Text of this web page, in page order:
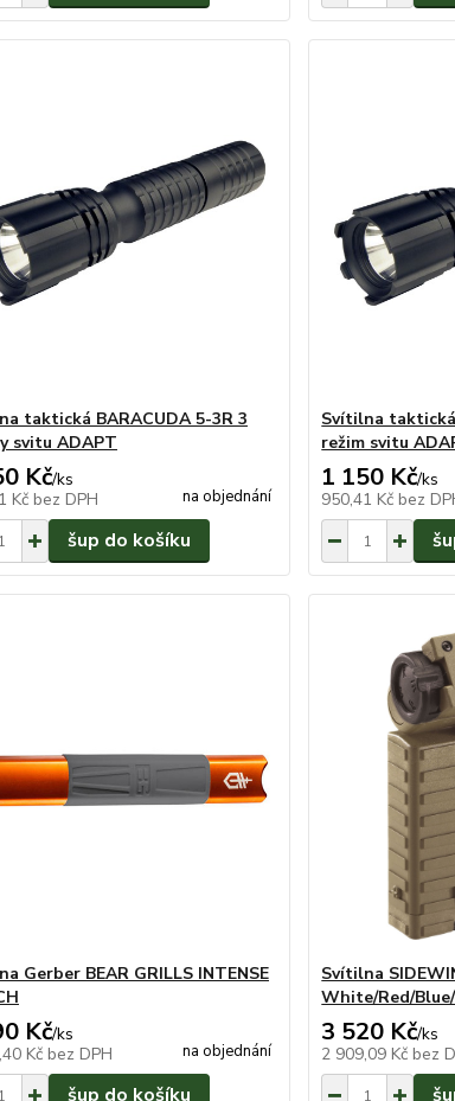
taktická BARACUDA 5-3R 3
svitu ADAPT
Kč/ks
Kč bez DPH na objednání
šup do košíku
Svítilna taktická
režim svitu
1 150 Kč/ks
950,41 Kč bez
Gerber BEAR GRILLS INTENSE
Kč/ks
Kč bez DPH na objednání
šup do košíku
Svítilna
White/Red/Blue/
3 520 Kč/ks
2 909,09 Kč bez